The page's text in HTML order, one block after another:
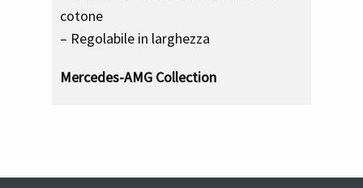
cotone
– Regolabile in larghezza
Mercedes-AMG Collection